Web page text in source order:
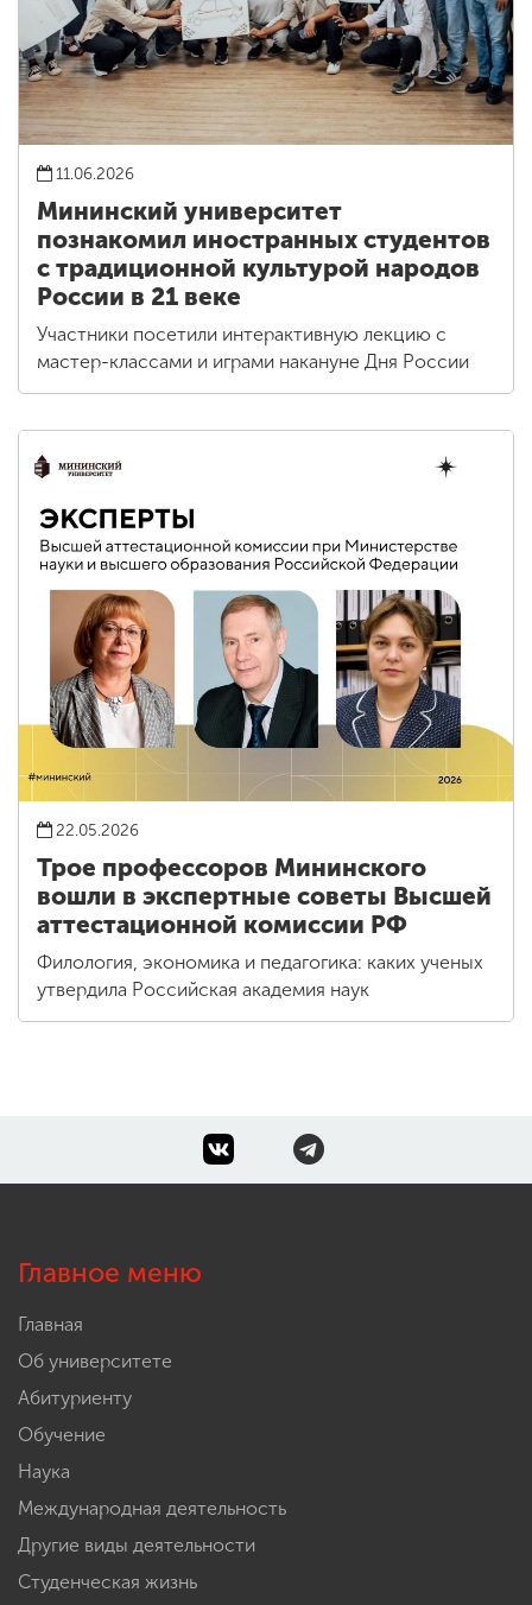
11.06.2026
Мининский университет
познакомил иностранных студентов
с традиционной культурой народов
России в 21 веке
Участники посетили интерактивную лекцию с
мастер-классами и играми накануне Дня России
22.05.2026
Трое профессоров Мининского
вошли в экспертные советы Высшей
аттестационной комиссии РФ
Филология, экономика и педагогика: каких ученых
утвердила Российская академия наук
Главное меню
Главная
Об университете
Абитуриенту
Обучение
Наука
Международная деятельность
Другие виды деятельности
Студенческая жизнь